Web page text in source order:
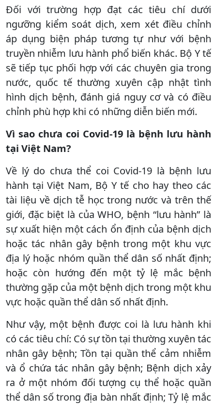
Đối với trường hợp đạt các tiêu chí dưới
ngưỡng kiểm soát dịch, xem xét điều chỉnh
áp dụng biện pháp tương tự như với bệnh
truyền nhiễm lưu hành phổ biến khác. Bộ Y tế
sẽ tiếp tục phối hợp với các chuyên gia trong
nước, quốc tế thường xuyên cập nhật tình
hình dịch bệnh, đánh giá nguy cơ và có điều
chỉnh phù hợp khi có những diễn biến mới.
Vì sao chưa coi Covid-19 là bệnh lưu hành
tại Việt Nam?
Về lý do chưa thể coi Covid-19 là bệnh lưu
hành tại Việt Nam, Bộ Y tế cho hay theo các
tài liệu về dịch tễ học trong nước và trên thế
giới, đặc biệt là của WHO, bệnh “lưu hành” là
sự xuất hiện một cách ổn định của bệnh dịch
hoặc tác nhân gây bệnh trong một khu vực
địa lý hoặc nhóm quần thể dân số nhất định;
hoặc còn hướng đến một tỷ lệ mắc bệnh
thường gặp của một bệnh dịch trong một khu
vực hoặc quần thể dân số nhất định.
Như vậy, một bệnh được coi là lưu hành khi
có các tiêu chí: Có sự tồn tại thường xuyên tác
nhân gây bệnh; Tồn tại quần thể cảm nhiễm
và ổ chứa tác nhân gây bệnh; Bệnh dịch xảy
ra ở một nhóm đối tượng cụ thể hoặc quần
thể dân số trong địa bàn nhất định; Tỷ lệ mắc